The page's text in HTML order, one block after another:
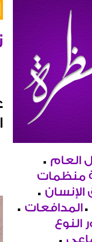
العام
منظمات
المدافعات
النوع